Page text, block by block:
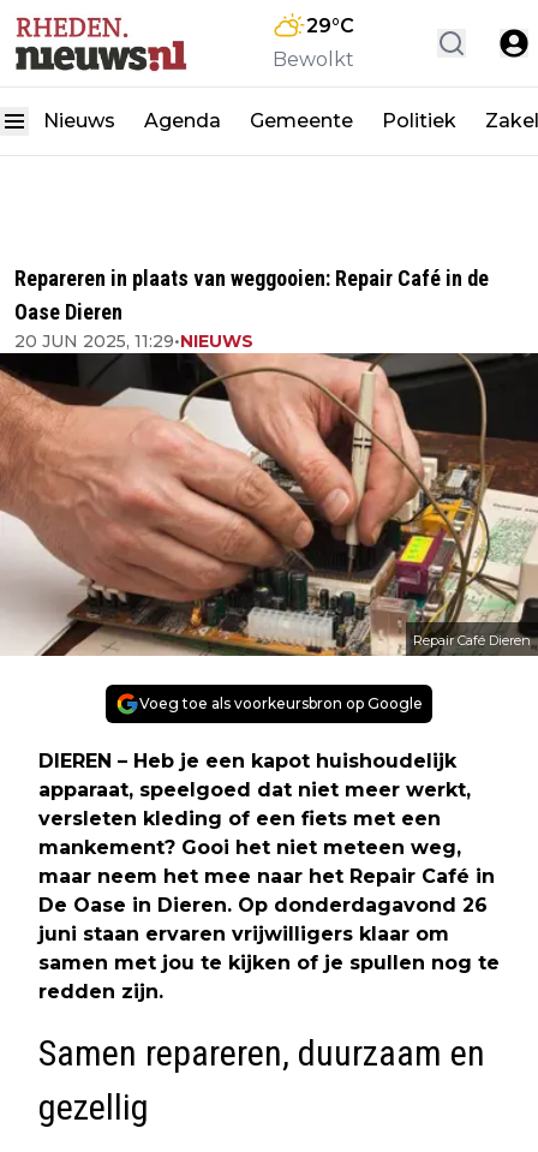
29°C
Bewolkt
Nieuws Agenda Gemeente Politiek
Repareren in plaats van weggooien: Repair Café in de
Oase Dieren
20 JUN 2025, 11:29•NIEUWS
Repair Café Dieren
Voeg toe als voorkeursbron op Google
DIEREN – Heb je een kapot huishoudelijk
apparaat, speelgoed dat niet meer werkt,
versleten kleding of een fiets met een
mankement? Gooi het niet meteen weg,
maar neem het mee naar het Repair Café in
De Oase in Dieren. Op donderdagavond 26
juni staan ervaren vrijwilligers klaar om
samen met jou te kijken of je spullen nog te
redden zijn.
Samen repareren, duurzaam en
gezellig